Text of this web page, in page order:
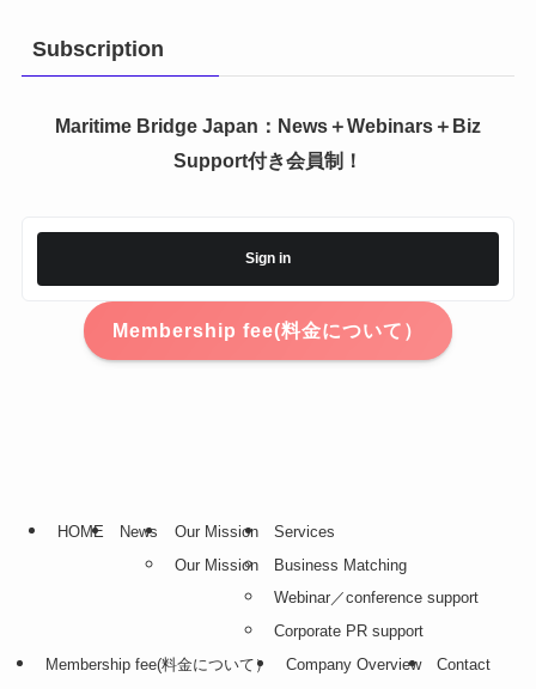
Subscription
Maritime Bridge Japan ：News＋Webinars＋Biz
Support付き会員制！
Sign in
Membership fee(料金について）
HOME News
Our Mission
Our Mission
Services
Business Matching
Webinar／conference support
Corporate PR support
Membership fee(料金について）
Company Overview
Contact